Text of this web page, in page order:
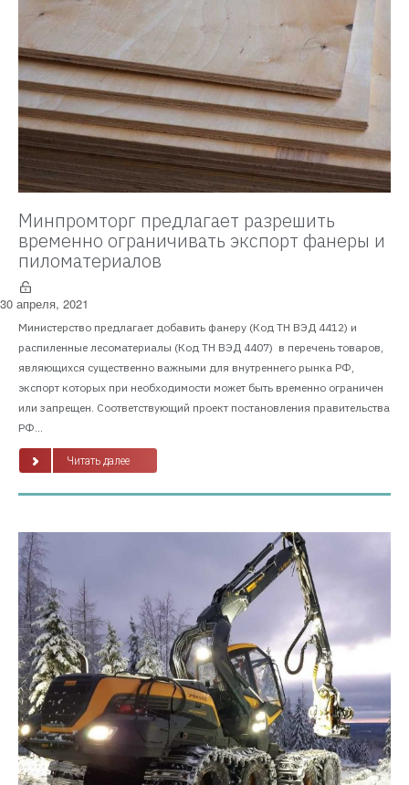
Минпромторг предлагает разрешить
временно ограничивать экспорт фанеры и
пиломатериалов
30 апреля, 2021
Министерство предлагает добавить фанеру (Код ТН ВЭД 4412) и
распиленные лесоматериалы (Код ТН ВЭД 4407) в перечень товаров,
являющихся существенно важными для внутреннего рынка РФ,
экспорт которых при необходимости может быть временно ограничен
или запрещен. Соответствующий проект постановления правительства
РФ...
Читать далее